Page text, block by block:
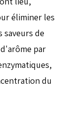
éliminer les
saveurs de
par
du